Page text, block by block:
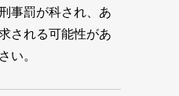
事罰が科され、あ
される可能性があ
い。